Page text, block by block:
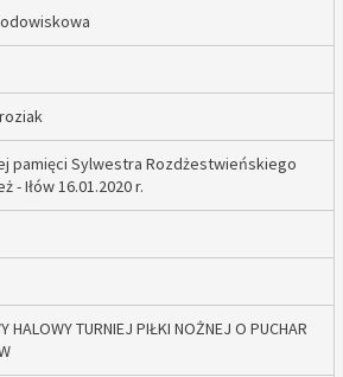
pamięci Sylwestra Rozdżestwieńskiego
- Iłów 16.01.2020 r.
HALOWY TURNIEJ PIŁKI NOŻNEJ O PUCHAR